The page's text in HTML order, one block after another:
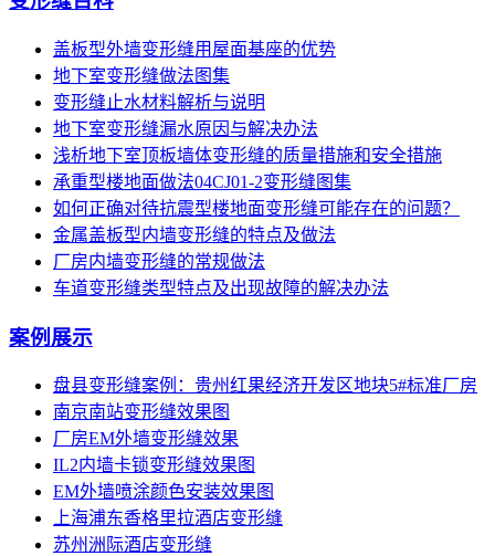
盖板型外墙变形缝用屋面基座的优势
地下室变形缝做法图集
变形缝止水材料解析与说明
地下室变形缝漏水原因与解决办法
浅析地下室顶板墙体变形缝的质量措施和安全措施
承重型楼地面做法04CJ01-2变形缝图集
如何正确对待抗震型楼地面变形缝可能存在的问题？
金属盖板型内墙变形缝的特点及做法
厂房内墙变形缝的常规做法
车道变形缝类型特点及出现故障的解决办法
案例展示
盘县变形缝案例：贵州红果经济开发区地块5#标准厂房
南京南站变形缝效果图
厂房EM外墙变形缝效果
IL2内墙卡锁变形缝效果图
EM外墙喷涂颜色安装效果图
上海浦东香格里拉酒店变形缝
苏州洲际酒店变形缝